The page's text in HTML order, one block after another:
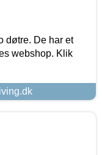
døtre. De har et
webshop. Klik